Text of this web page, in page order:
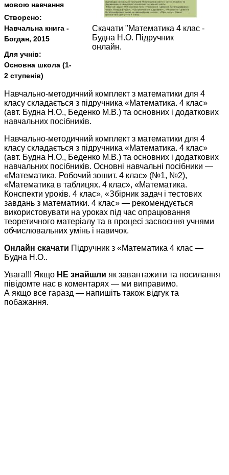
Скачати "Математика 4 клас -
Будна Н.О. Підручник
онлайн.
мовою навчання
Створено:
Навчальна книга -
Богдан, 2015
Для учнів:
Основна школа (1-
2 ступенів)
Навчально-методичний комплект з математики для 4
класу складається з підручника «Математика. 4 клас»
(авт. Будна Н.О., Беденко М.В.) та основних і додаткових
навчальних посібників.
Навчально-методичний комплект з математики для 4
класу складається з підручника «Математика. 4 клас»
(авт. Будна Н.О., Беденко М.В.) та основних і додаткових
навчальних посібників. Основні навчальні посібники —
«Математика. Робочий зошит. 4 клас» (№1, №2),
«Математика в таблицях. 4 клас», «Математика.
Конспекти уроків. 4 клас», «Збірник задач і тестових
завдань з математики. 4 клас» — рекомендується
використовувати на уроках під час опрацювання
теоретичного матеріалу та в процесі засвоєння учнями
обчислювальних умінь і навичок.
Онлайн скачати Підручник з «Математика 4 клас —
Будна Н.О..
Увага!!! Якщо НЕ знайшли як завантажити та посилання
півідомте нас в коментарях — ми виправимо.
А якщо все гаразд — напишіть також відгук та
побажання.